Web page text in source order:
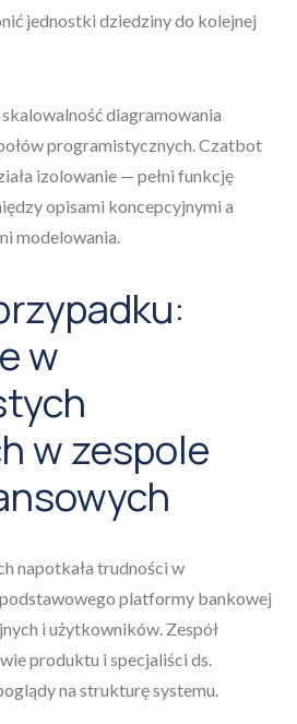
jednostki dziedziny do kolejnej
diagramowania
programistycznych. Czatbot
izolowanie — pełni funkcję
opisami koncepcyjnymi a
modelowania.
w
w zespole
napotkała trudności w
platformy bankowej
i użytkowników. Zespół
produktu i specjaliści ds.
na strukturę systemu.